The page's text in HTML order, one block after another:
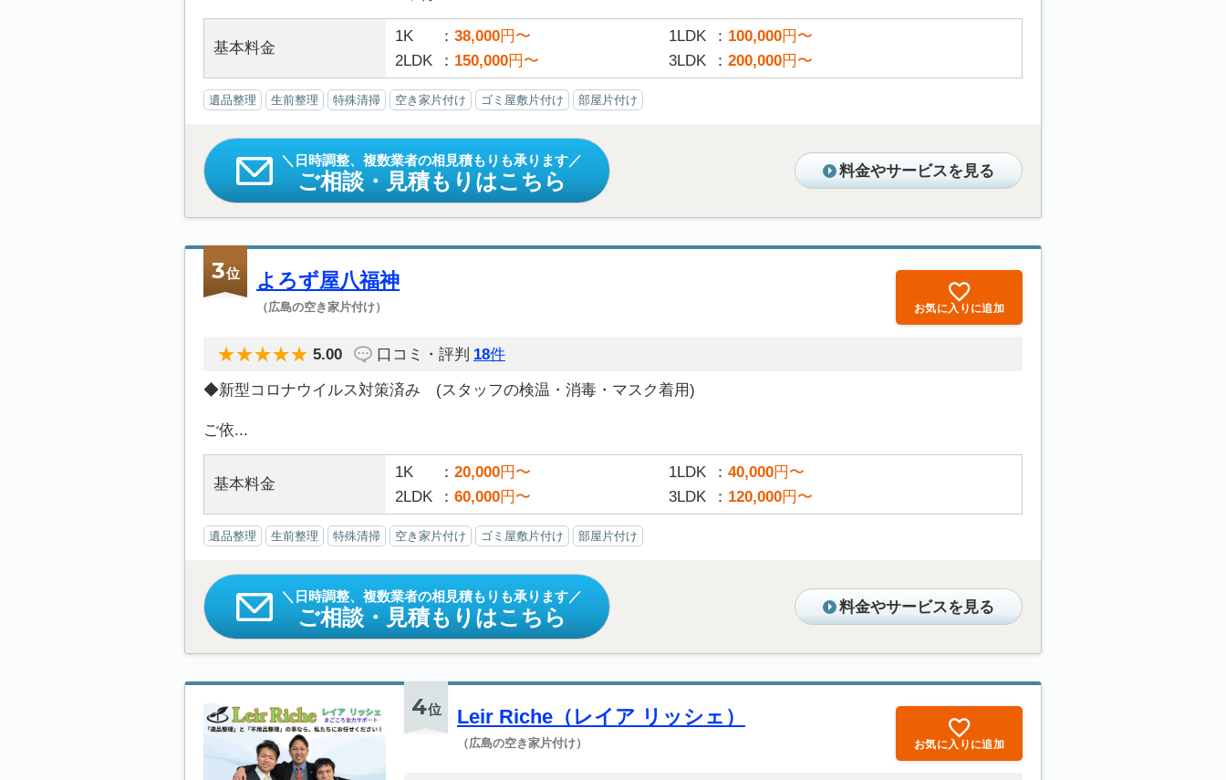
基本料金
1K 38,000円〜 1LDK 100,000円〜
2LDK
150,000円〜 3LDK 200,000円〜
遺品整理 生前整理 特殊清掃 空き家片付け ゴミ屋敷片付け 部屋片付け
日時調整、複数業者の相見積もりも承ります
ご相談・見積もりはこちら 料金やサービスを見る
3位 よろず屋八福神
（広島の空き家片付け） お気に入りに追加
5.00 口コミ・評判 18件
◆新型コロナウイルス対策済み (スタッフの検温・消毒・マスク着用)
ご依...
基本料金
1K 20,000円〜 1LDK 40,000円〜
2LDK
60,000円〜 3LDK 120,000円〜
遺品整理 生前整理 特殊清掃 空き家片付け ゴミ屋敷片付け 部屋片付け
日時調整、複数業者の相見積もりも承ります
ご相談・見積もりはこちら 料金やサービスを見る
4位 Leir Riche（レイア リッシェ）
（広島の空き家片付け） お気に入りに追加